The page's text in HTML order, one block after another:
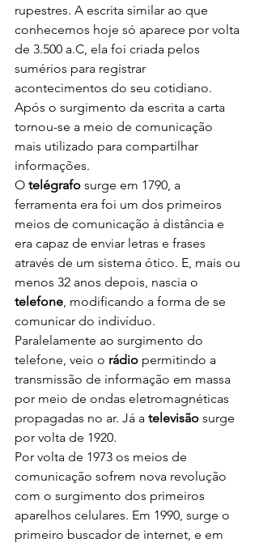
rupestres. A escrita similar ao que
conhecemos hoje só aparece por volta
de 3.500 a.C, ela foi criada pelos
sumérios para registrar
acontecimentos do seu cotidiano.
Após o surgimento da escrita a carta
tornou-se a meio de comunicação
mais utilizado para compartilhar
informações.
O telégrafo surge em 1790, a
ferramenta era foi um dos primeiros
meios de comunicação à distância e
era capaz de enviar letras e frases
através de um sistema ótico. E, mais ou
menos 32 anos depois, nascia o
telefone, modificando a forma de se
comunicar do indivíduo.
Paralelamente ao surgimento do
telefone, veio o rádio permitindo a
transmissão de informação em massa
por meio de ondas eletromagnéticas
propagadas no ar. Já a televisão surge
por volta de 1920.
Por volta de 1973 os meios de
comunicação sofrem nova revolução
com o surgimento dos primeiros
aparelhos celulares. Em 1990, surge o
primeiro buscador de internet, e em